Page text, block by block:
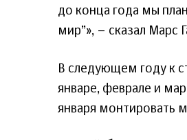
до конца года мы
мир”», – сказал Марс
В следующем году к
январе, феврале и
января монтировать